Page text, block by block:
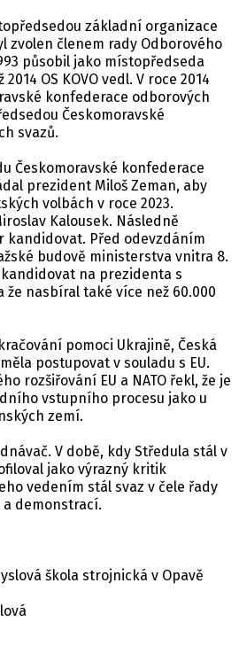
základní organizace
zvolen členem rady Odborového
působil jako místopředseda
OS KOVO vedl. V roce 2014
konfederace odborových
Českomoravské
svazů.
Českomoravské konfederace
prezident Miloš Zeman, aby
volbách v roce 2023.
Kalousek. Následně
kandidovat. Před odevzdáním
budově ministerstva vnitra 8.
na prezidenta s
že nasbíral také více než 60.000
pomoci Ukrajině, Česká
postupovat v souladu s EU.
rozšiřování EU a NATO řekl, že je
vstupního procesu jako u
zemí.
V době, kdy Středula stál v
jako výrazný kritik
vedením stál svaz v čele řady
demonstrací.
škola strojnická v Opavě